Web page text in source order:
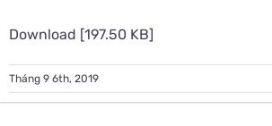
Download [197.50 KB]
Tháng 9 6th, 2019